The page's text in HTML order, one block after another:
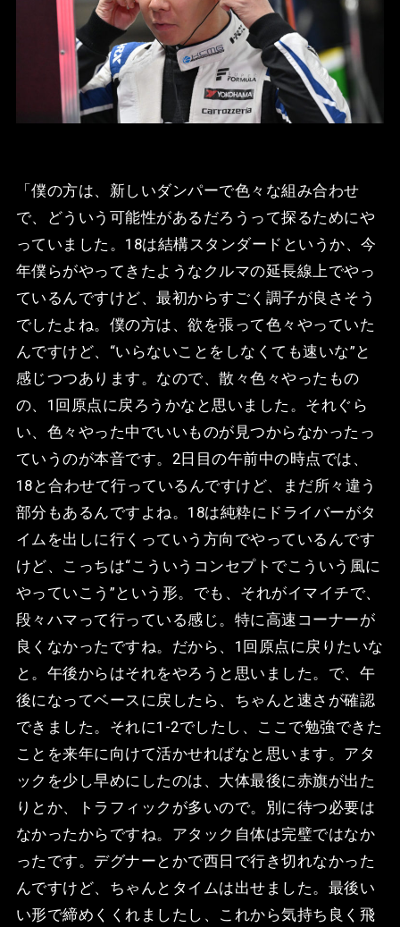
「僕の方は、新しいダンパーで色々な組み合わせ
で、どういう可能性があるだろうって探るためにや
っていました。18は結構スタンダードというか、今
年僕らがやってきたようなクルマの延長線上でやっ
ているんですけど、最初からすごく調子が良さそう
でしたよね。僕の方は、欲を張って色々やっていた
んですけど、“いらないことをしなくても速いな”と
感じつつあります。なので、散々色々やったもの
の、1回原点に戻ろうかなと思いました。それぐら
い、色々やった中でいいものが見つからなかったっ
ていうのが本音です。2日目の午前中の時点では、
18と合わせて行っているんですけど、まだ所々違う
部分もあるんですよね。18は純粋にドライバーがタ
イムを出しに行くっていう方向でやっているんです
けど、こっちは“こういうコンセプトでこういう風に
やっていこう”という形。でも、それがイマイチで、
段々ハマって行っている感じ。特に高速コーナーが
良くなかったですね。だから、1回原点に戻りたいな
と。午後からはそれをやろうと思いました。で、午
後になってベースに戻したら、ちゃんと速さが確認
できました。それに1-2でしたし、ここで勉強できた
ことを来年に向けて活かせればなと思います。アタ
ックを少し早めにしたのは、大体最後に赤旗が出た
りとか、トラフィックが多いので。別に待つ必要は
なかったからですね。アタック自体は完璧ではなか
ったです。デグナーとかで西日で行き切れなかった
んですけど、ちゃんとタイムは出せました。最後い
い形で締めくくれましたし、これから気持ち良く飛